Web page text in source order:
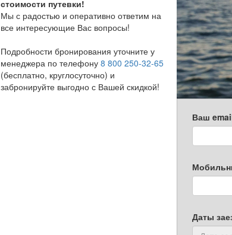
стоимости путевки!
Мы с радостью и оперативно ответим на
все интересующие Вас вопросы!
Подробности бронирования уточните у
менеджера по телефону 8 800 250-32-65
(бесплатно, круглосуточно) и
забронируйте выгодно с Вашей скидкой!
Ваш
Даты